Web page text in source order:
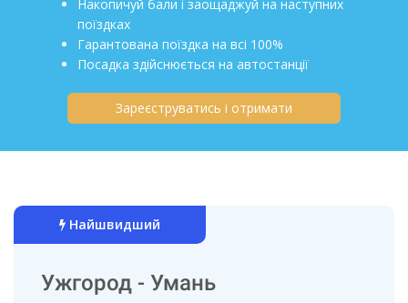
Накопичуй бали і заощаджуй на наступних
поїздках
Гарантована поїздка на всі 100%
Посадка здійснюється на автостанції
Зареєструватись і отримати
Найшвидший
Ужгород - Умань